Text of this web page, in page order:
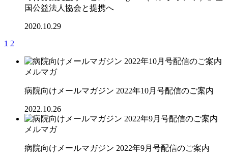
国公益法人協会と提携へ
2020.10.29
1 2
メルマガ
病院向けメールマガジン 2022年10月号配信のご案内
2022.10.26
メルマガ
病院向けメールマガジン 2022年9月号配信のご案内